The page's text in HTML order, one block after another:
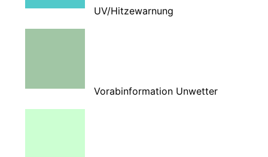
UV/Hitzewarnung
Vorabinformation Unwetter